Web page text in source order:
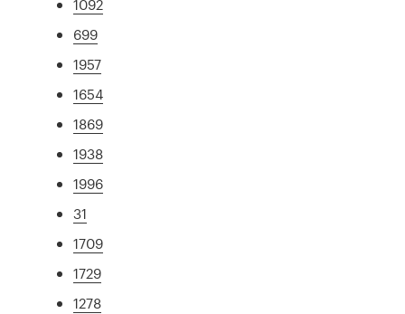
1092
699
1957
1654
1869
1938
1996
31
1709
1729
1278